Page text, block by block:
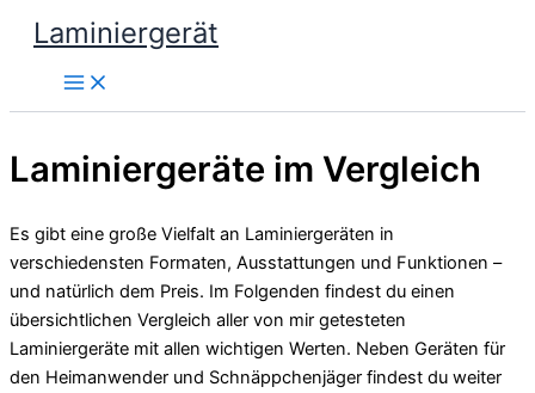
Zum
Inhalt
springen
Laminiergerät
Laminiergeräte im Vergleich
Es gibt eine große Vielfalt an Laminiergeräten in
verschiedensten Formaten, Ausstattungen und Funktionen –
und natürlich dem Preis. Im Folgenden findest du einen
übersichtlichen Vergleich aller von mir getesteten
Laminiergeräte mit allen wichtigen Werten. Neben Geräten für
den Heimanwender und Schnäppchenjäger findest du weiter